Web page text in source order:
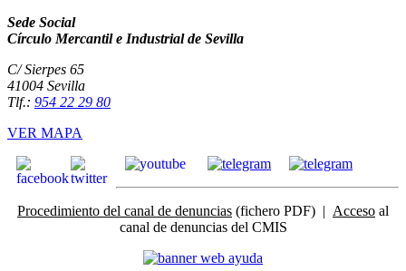
Sede Social
Círculo Mercantil e Industrial de Sevilla
C/ Sierpes 65
41004 Sevilla
Tlf.: 954 22 29 80
VER MAPA
Procedimiento del canal de denuncias (fichero PDF) | Acceso al
canal de denuncias del CMIS